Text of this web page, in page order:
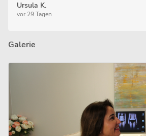
Ursula K.
vor 29 Tagen
Galerie